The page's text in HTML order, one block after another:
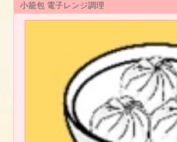
小籠包 電子レンジ調理